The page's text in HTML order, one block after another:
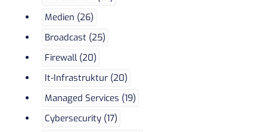
Medien (26)
Broadcast (25)
Firewall (20)
It-Infrastruktur (20)
Managed Services (19)
Cybersecurity (17)